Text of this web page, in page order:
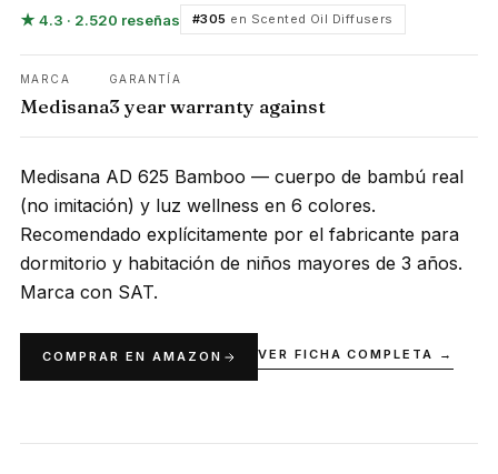
★ 4.3 · 2.520 reseñas #305 en Scented Oil Diffusers
MARCA
Medisana
GARANTÍA
3 year warranty against
Medisana AD 625 Bamboo — cuerpo de bambú real
(no imitación) y luz wellness en 6 colores.
Recomendado explícitamente por el fabricante para
dormitorio y habitación de niños mayores de 3 años.
Marca con SAT.
COMPRAR EN AMAZON VER FICHA COMPLETA →